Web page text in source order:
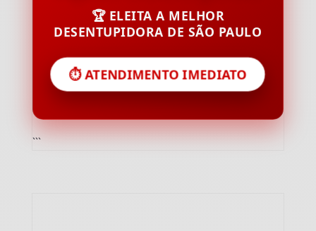
🏆 ELEITA A MELHOR
DESENTUPIDORA DE SÃO PAULO
⏱️ ATENDIMENTO IMEDIATO
```